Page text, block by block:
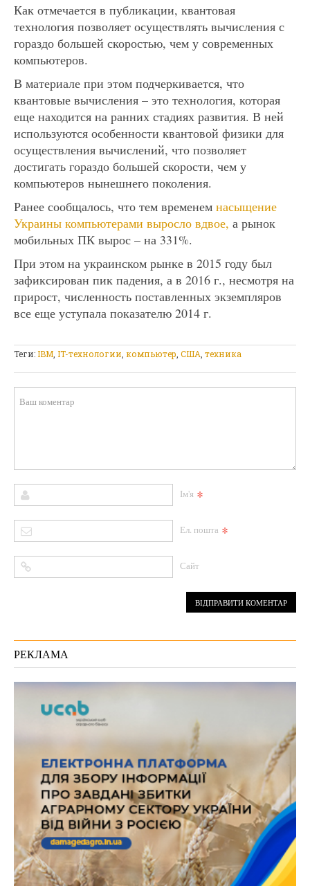
Как отмечается в публикации, квантовая
технология позволяет осуществлять вычисления с
гораздо большей скоростью, чем у современных
компьютеров.
В материале при этом подчеркивается, что
квантовые вычисления – это технология, которая
еще находится на ранних стадиях развития. В ней
используются особенности квантовой физики для
осуществления вычислений, что позволяет
достигать гораздо большей скорости, чем у
компьютеров нынешнего поколения.
Ранее сообщалось, что тем временем насыщение
Украины компьютерами выросло вдвое, а рынок
мобильных ПК вырос – на 331%.
При этом на украинском рынке в 2015 году был
зафиксирован пик падения, а в 2016 г., несмотря на
прирост, численность поставленных экземпляров
все еще уступала показателю 2014 г.
Теги:IBM IT-технологии компьютер США техника
Ім'я *
Ел. пошта *
Сайт
РЕКЛАМА